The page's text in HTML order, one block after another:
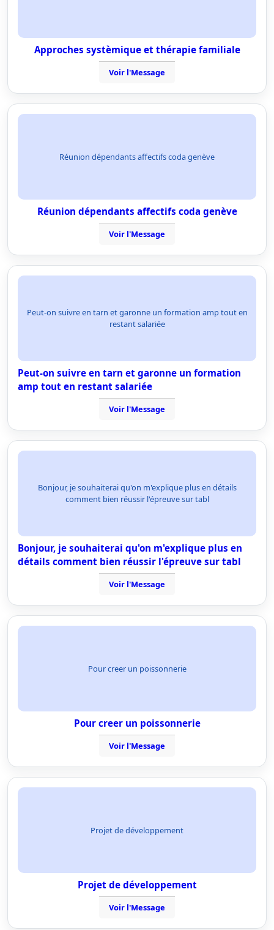
Approches systèmique et thérapie familiale
Voir l'Message
Réunion dépendants affectifs coda genève
Réunion dépendants affectifs coda genève
Voir l'Message
Peut-on suivre en tarn et garonne un formation amp tout en
restant salariée
Peut-on suivre en tarn et garonne un formation
amp tout en restant salariée
Voir l'Message
Bonjour, je souhaiterai qu'on m'explique plus en détails
comment bien réussir l'épreuve sur tabl
Bonjour, je souhaiterai qu'on m'explique plus en
détails comment bien réussir l'épreuve sur tabl
Voir l'Message
Pour creer un poissonnerie
Pour creer un poissonnerie
Voir l'Message
Projet de développement
Projet de développement
Voir l'Message